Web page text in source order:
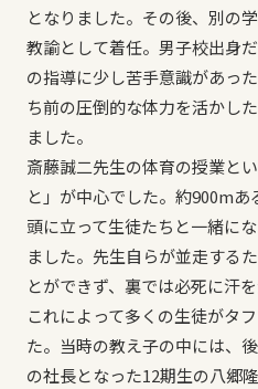
となりました。その後、別の
教諭として着任。男子校出身
の指導に少し苦手意識があっ
ち前の圧倒的な体力を活かし
ました。
斎藤誠二先生の体育の授業と
と」が中心でした。約900m
頭に立って生徒たちと一緒に
ました。先生自らが並走する
とができず、裏では必死に汗
これによって多くの生徒がタ
た。当時の教え子の中には、
の社長となった12期生の八郷